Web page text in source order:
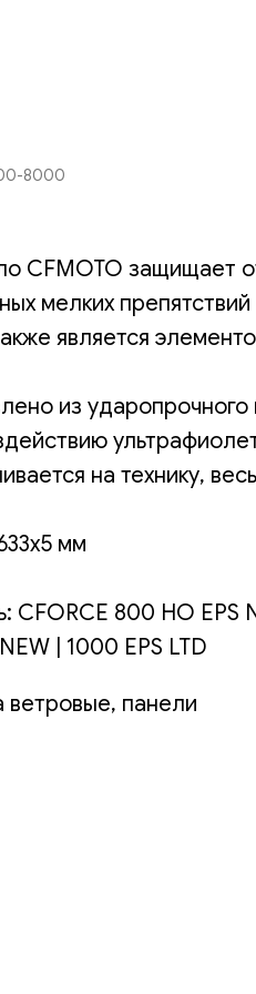
8000
CFMOTO защищает
мелких
является
из
на технику,
мм
CFORCE 800 HO EPS
| 1000 EPS LTD
ветровые, панели